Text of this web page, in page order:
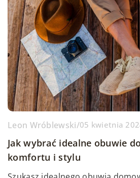
Leon Wróblewski/05 kwietnia
Jak wybrać idealne obuwie
komfortu i stylu